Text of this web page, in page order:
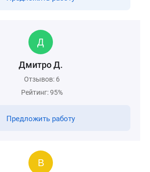
Дмитро Д.
Отзывов: 6
Рейтинг: 95%
Предложить работу